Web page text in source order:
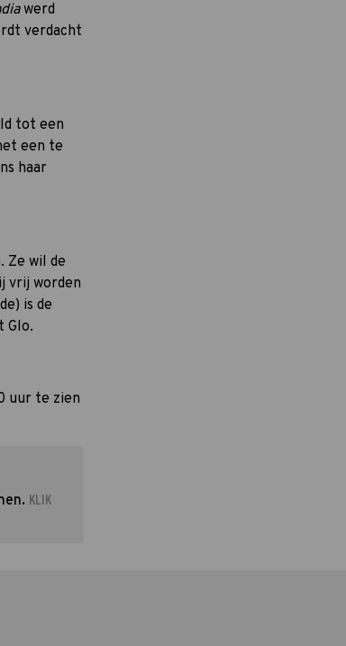
werd
verdacht
tot een
een te
haar
Ze wil de
vrij worden
is de
Glo.
uur te zien
KLIK